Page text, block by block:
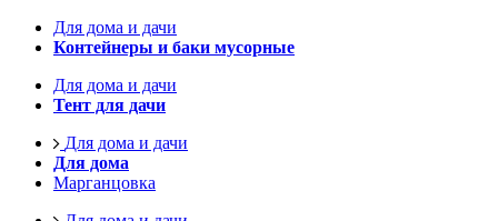
Для дома и дачи
Контейнеры и баки мусорные
Для дома и дачи
Тент для дачи
Для дома и дачи
Для дома
Марганцовка